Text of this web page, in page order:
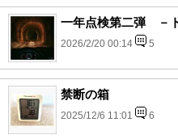
一年点検第二弾 －
2026/2/20 00:14 5
禁断の箱
2025/12/6 11:01 6